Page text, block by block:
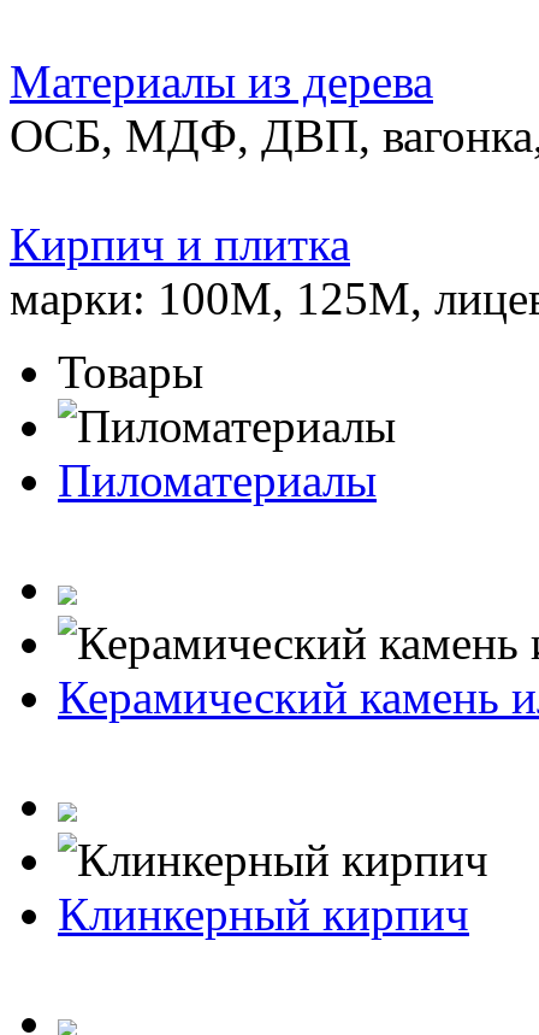
Материалы из дерева
ОСБ, МДФ, ДВП,
Кирпич и плитка
марки: 100М, 125М,
Товары
Пиломатериалы
Керамический камень
Клинкерный кирпич